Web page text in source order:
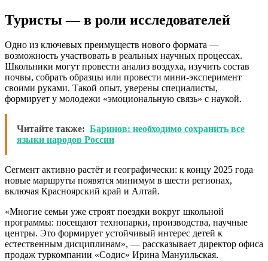
Туристы — в роли исследователей
Одно из ключевых преимуществ нового формата —
возможность участвовать в реальных научных процессах.
Школьники могут провести анализ воздуха, изучить состав
почвы, собрать образцы или провести мини-эксперимент
своими руками. Такой опыт, уверены специалисты,
формирует у молодежи «эмоциональную связь» с наукой.
Читайте также: Баринов: необходимо сохранить все
языки народов России
Сегмент активно растёт и географически: к концу 2025 года
новые маршруты появятся минимум в шести регионах,
включая Красноярский край и Алтай.
«Многие семьи уже строят поездки вокруг школьной
программы: посещают технопарки, производства, научные
центры. Это формирует устойчивый интерес детей к
естественным дисциплинам», — рассказывает директор офиса
продаж туркомпании «Содис» Ирина Мануильская.